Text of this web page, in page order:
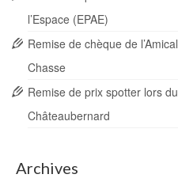
l’Espace (EPAE)
Remise de chèque de
Chasse
Remise de prix spotter lors
Châteaubernard
Archives